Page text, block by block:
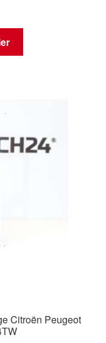
Citroën Peugeot